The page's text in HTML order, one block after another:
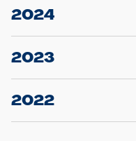
Projekt S5: Start
2024
10.12.2024
Großprojekt S5:
2023
20.12.2023
Schleswig-Holstein
2022
22.12.2022